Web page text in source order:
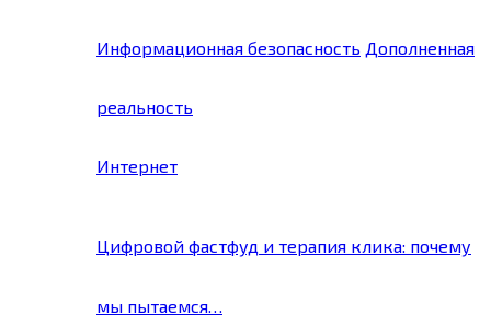
Информационная безопасность Дополненная
реальность
Интернет
Цифровой фастфуд и терапия клика: почему
мы пытаемся…